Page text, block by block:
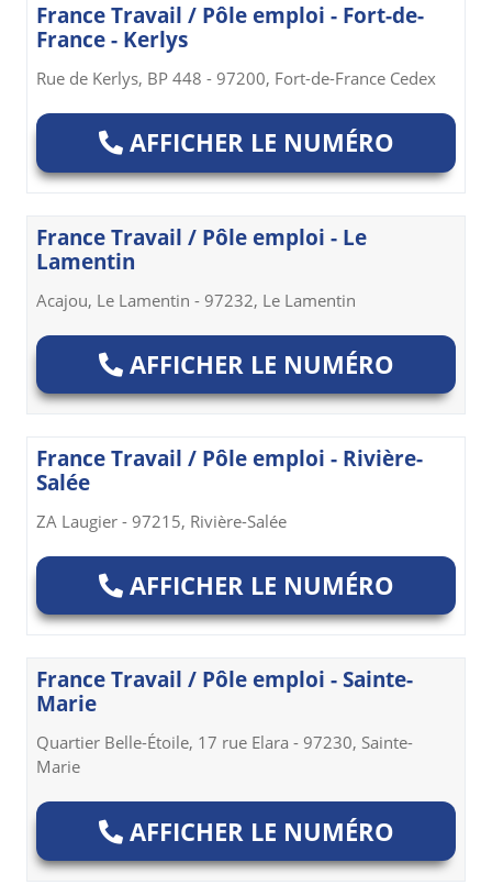
France Travail / Pôle emploi - Fort-de-
France - Kerlys
Rue de Kerlys, BP 448 - 97200, Fort-de-France Cedex
AFFICHER LE NUMÉRO
France Travail / Pôle emploi - Le
Lamentin
Acajou, Le Lamentin - 97232, Le Lamentin
AFFICHER LE NUMÉRO
France Travail / Pôle emploi - Rivière-
Salée
ZA Laugier - 97215, Rivière-Salée
AFFICHER LE NUMÉRO
France Travail / Pôle emploi - Sainte-
Marie
Quartier Belle-Étoile, 17 rue Elara - 97230, Sainte-
Marie
AFFICHER LE NUMÉRO